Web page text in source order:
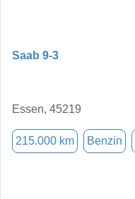
Saab 9-3
Essen, 45219
215.000 km Benzin